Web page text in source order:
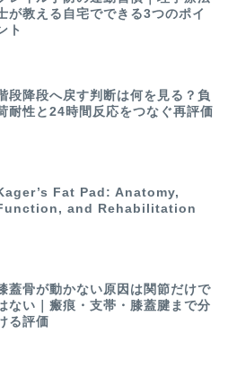
が教える自宅でできる3つのポイ
ト
段降段へ戻す判断は何を見る？負
耐性と24時間反応をつなぐ再評価
Fat Pad: Anatomy,
and Rehabilitation
蓋骨が動かない原因は関節だけで
ない｜瘢痕・支帯・膝蓋腱まで分
る評価